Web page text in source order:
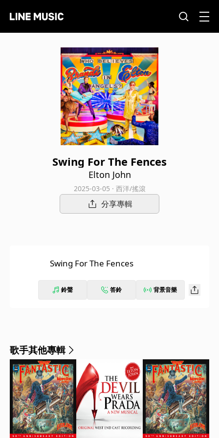
Swing For The Fences
Elton John
2025-03-05 · 西洋/搖滾
分享專輯
Swing For The Fences
鈴聲 答鈴 背景音樂
歌手其他專輯